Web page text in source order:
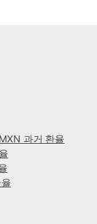
MXN 과거 환율